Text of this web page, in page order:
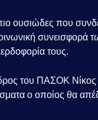
ουσιώδες που
συνεισφορά
τους.
του ΠΑΣΟΚ
ο οποίος θα